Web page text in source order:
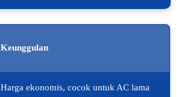
Keunggulan
Harga ekonomis, cocok untuk AC lama